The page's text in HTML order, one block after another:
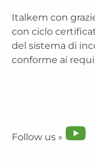
Italkem con
con ciclo
del sistema di
conforme ai
Follow us »